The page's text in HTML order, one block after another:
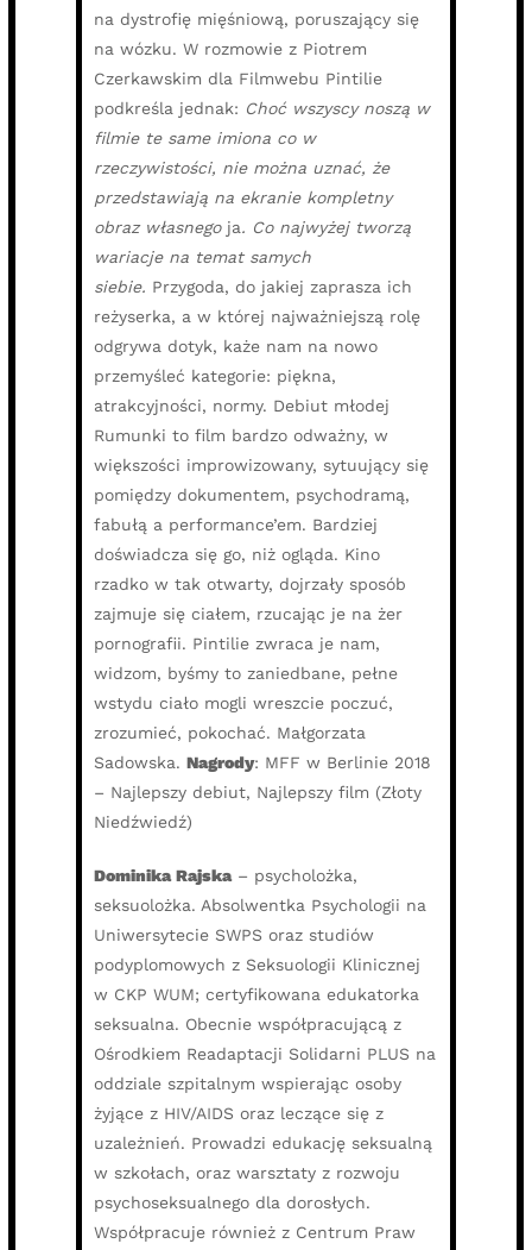
na dystrofię mięśniową, poruszający się
na wózku. W rozmowie z Piotrem
Czerkawskim dla Filmwebu Pintilie
podkreśla jednak: Choć wszyscy noszą w
filmie te same imiona co w
rzeczywistości, nie można uznać, że
przedstawiają na ekranie kompletny
obraz własnego ja. Co najwyżej tworzą
wariacje na temat samych
siebie. Przygoda, do jakiej zaprasza ich
reżyserka, a w której najważniejszą rolę
odgrywa dotyk, każe nam na nowo
przemyśleć kategorie: piękna,
atrakcyjności, normy. Debiut młodej
Rumunki to film bardzo odważny, w
większości improwizowany, sytuujący się
pomiędzy dokumentem, psychodramą,
fabułą a performance’em. Bardziej
doświadcza się go, niż ogląda. Kino
rzadko w tak otwarty, dojrzały sposób
zajmuje się ciałem, rzucając je na żer
pornografii. Pintilie zwraca je nam,
widzom, byśmy to zaniedbane, pełne
wstydu ciało mogli wreszcie poczuć,
zrozumieć, pokochać. Małgorzata
Sadowska. Nagrody: MFF w Berlinie 2018
– Najlepszy debiut, Najlepszy film (Złoty
Niedźwiedź)
Dominika Rajska– psycholożka,
seksuolożka. Absolwentka Psychologii na
Uniwersytecie SWPS oraz studiów
podyplomowych z Seksuologii Klinicznej
w CKP WUM; certyfikowana edukatorka
seksualna. Obecnie współpracującą z
Ośrodkiem Readaptacji Solidarni PLUS na
oddziale szpitalnym wspierając osoby
żyjące z HIV/AIDS oraz leczące się z
uzależnień. Prowadzi edukację seksualną
w szkołach, oraz warsztaty z rozwoju
psychoseksualnego dla dorosłych.
Współpracuje również z Centrum Praw